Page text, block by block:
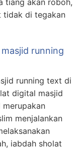
tidak di tegakan
running
running text di
digital masjid
menjalankan
iabdah sholat